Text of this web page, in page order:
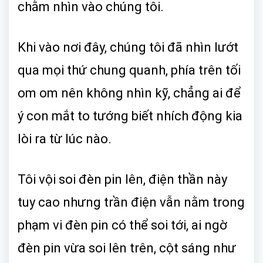
chằm nhìn vào chúng tôi.
Khi vào nơi đây, chúng tôi đã nhìn lướt
qua mọi thứ chung quanh, phía trên tối
om om nên không nhìn kỹ, chẳng ai để
ý con mắt to tướng biết nhích động kia
lòi ra từ lúc nào.
Tôi vội soi đèn pin lên, điện thần này
tuy cao nhưng trần điện vẫn nằm trong
phạm vi đèn pin có thể soi tới, ai ngờ
đèn pin vừa soi lên trên, cột sáng như